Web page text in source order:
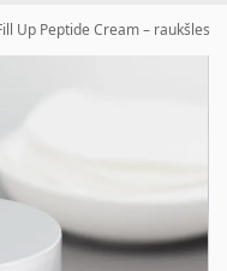
Up Peptide Cream – raukšles